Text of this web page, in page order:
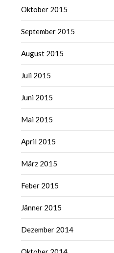
Oktober 2015
September 2015
August 2015
Juli 2015
Juni 2015
Mai 2015
April 2015
März 2015
Feber 2015
Jänner 2015
Dezember 2014